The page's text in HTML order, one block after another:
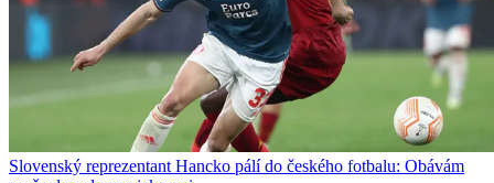
Slovenský reprezentant Hancko pálí do českého fotbalu: Obávám